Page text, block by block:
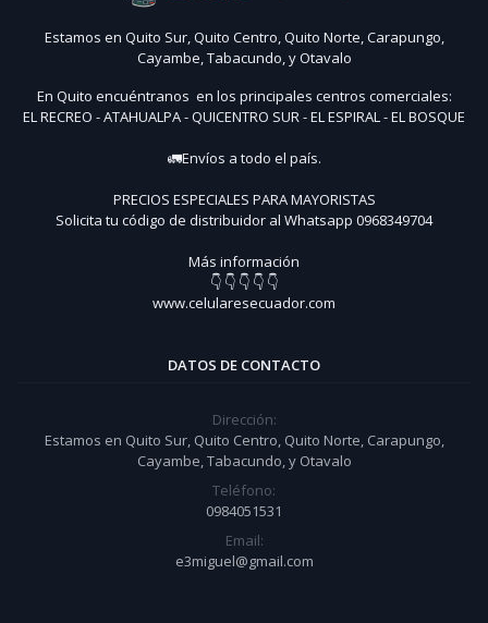
Estamos en Quito Sur, Quito Centro, Quito Norte, Carapungo,
Cayambe, Tabacundo, y Otavalo
En Quito encuéntranos en los principales centros comerciales:
EL RECREO - ATAHUALPA - QUICENTRO SUR - EL ESPIRAL - EL BOSQUE
🚛Envíos a todo el país.
PRECIOS ESPECIALES PARA MAYORISTAS
Solicita tu código de distribuidor al Whatsapp 0968349704
Más información
👇 👇 👇 👇 👇
www.celularesecuador.com
DATOS DE CONTACTO
Dirección:
Estamos en Quito Sur, Quito Centro, Quito Norte, Carapungo,
Cayambe, Tabacundo, y Otavalo
Teléfono:
0984051531
Email:
e3miguel@gmail.com